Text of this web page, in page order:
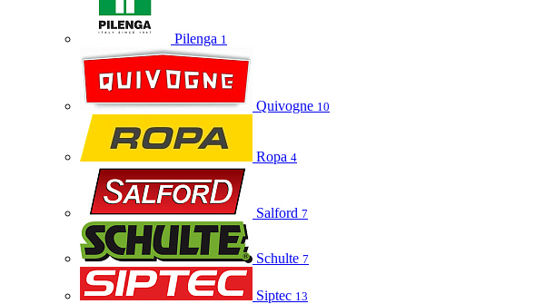
Pilenga 1
Quivogne 10
Ropa 4
Salford 7
Schulte 7
Siptec 13